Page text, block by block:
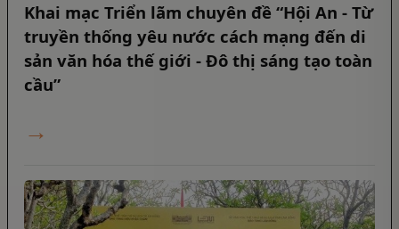
Khai mạc Triển lãm chuyên đề “Hội An - Từ
truyền thống yêu nước cách mạng đến di
sản văn hóa thế giới - Đô thị sáng tạo toàn
cầu”
→